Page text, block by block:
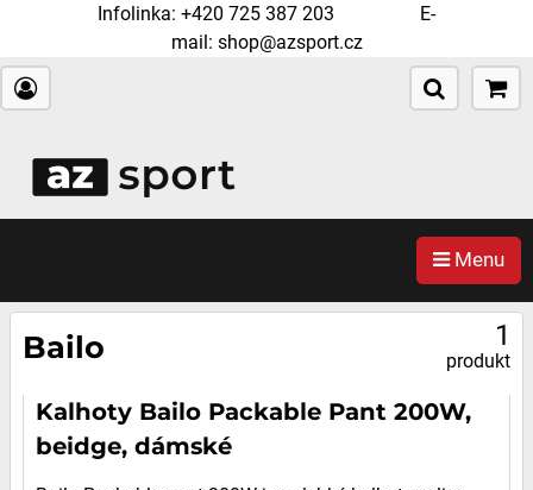
Infolinka: +420 725 387 203 E-
mail: shop@azsport.cz
Menu
Bailo 1
produkt
Kalhoty Bailo Packable Pant 200W,
beidge, dámské